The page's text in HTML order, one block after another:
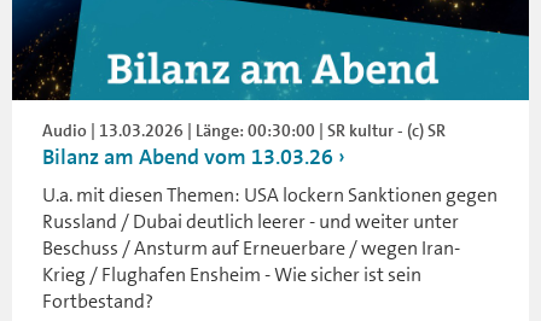
Audio | 13.03.2026 | Länge: 00:30:00 | SR kultur - (c) SR
Bilanz am Abend vom 13.03.26
U.a. mit diesen Themen: USA lockern Sanktionen gegen
Russland / Dubai deutlich leerer - und weiter unter
Beschuss / Ansturm auf Erneuerbare / wegen Iran-
Krieg / Flughafen Ensheim - Wie sicher ist sein
Fortbestand?